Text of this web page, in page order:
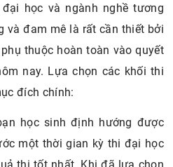
học và ngành nghề tương
và đam mê là rất cần thiết bởi
thuộc hoàn toàn vào quyết
nay. Lựa chọn các khối thi
đích chính:
học sinh định hướng được
một thời gian kỳ thi đại học